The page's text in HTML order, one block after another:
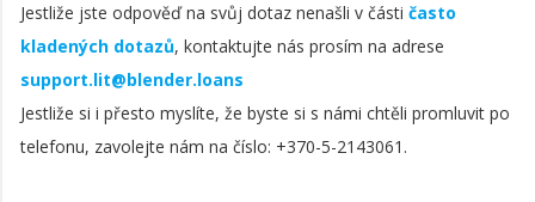
Jestliže jste odpověď na svůj dotaz nenašli v části často
kladených dotazů, kontaktujte nás prosím na adrese
support.lit@blender.loans
Jestliže si i přesto myslíte, že byste si s námi chtěli promluvit po
telefonu, zavolejte nám na číslo: +370-5-2143061.